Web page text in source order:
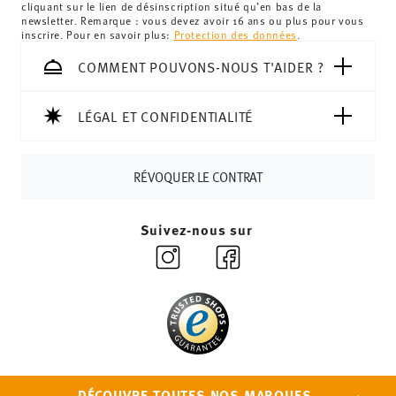
cliquant sur le lien de désinscription situé qu’en bas de la
newsletter. Remarque : vous devez avoir 16 ans ou plus pour vous
inscrire. Pour en savoir plus: Protection des données
COMMENT POUVONS-NOUS T'AIDER ?
LÉGAL ET CONFIDENTIALITÉ
RÉVOQUER LE CONTRAT
Suivez-nous sur
Abonnez-vous à notre newsletter et recevez une